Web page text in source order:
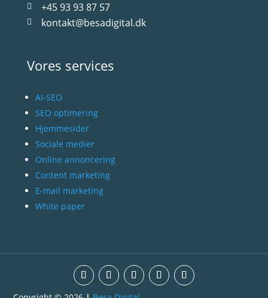
 +45 93 93 87 57
 kontakt@besadigital.dk
Vores services
AI-SEO
SEO optimering
Hjemmesider
Sociale medier
Online annoncering
Content marketing
E-mail marketing
White paper